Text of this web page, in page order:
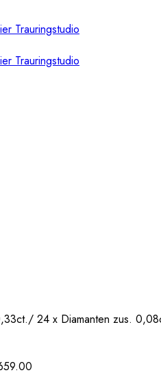
24 x Diamanten zus.